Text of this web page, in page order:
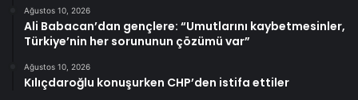
Ağustos 10, 2026
Ali Babacan’dan gençlere: “Umutlarını kaybetmesinler,
Türkiye’nin her sorununun çözümü var”
Ağustos 10, 2026
Kılıçdaroğlu konuşurken CHP’den istifa ettiler